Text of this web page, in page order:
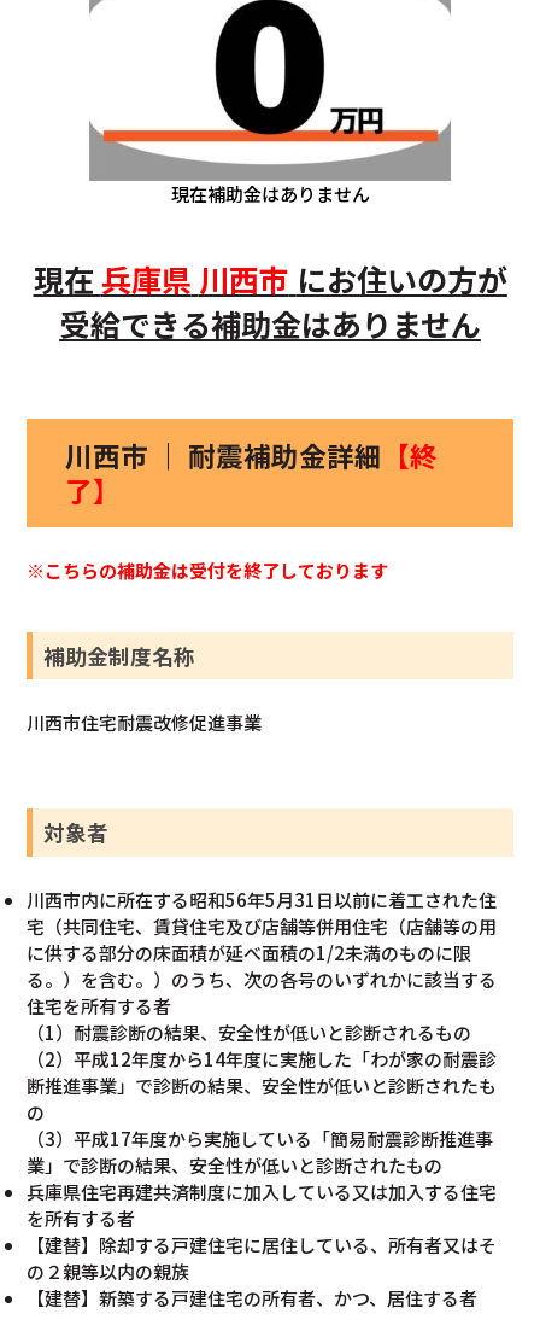
現在補助金はありません
現在 兵庫県 川西市 にお住いの方が
受給できる補助金はありません
川西市 ｜ 耐震補助金詳細 【終
了】
※こちらの補助金は受付を終了しております
補助金制度名称
川西市住宅耐震改修促進事業
対象者
川西市内に所在する昭和56年5月31日以前に着工された住
宅（共同住宅、賃貸住宅及び店舗等併用住宅（店舗等の用
に供する部分の床面積が延べ面積の1/2未満のものに限
る。）を含む。）のうち、次の各号のいずれかに該当する
住宅を所有する者
（1）耐震診断の結果、安全性が低いと診断されるもの
（2）平成12年度から14年度に実施した「わが家の耐震診
断推進事業」で診断の結果、安全性が低いと診断されたも
の
（3）平成17年度から実施している「簡易耐震診断推進事
業」で診断の結果、安全性が低いと診断されたもの
兵庫県住宅再建共済制度に加入している又は加入する住宅
を所有する者
【建替】除却する戸建住宅に居住している、所有者又はそ
の２親等以内の親族
【建替】新築する戸建住宅の所有者、かつ、居住する者